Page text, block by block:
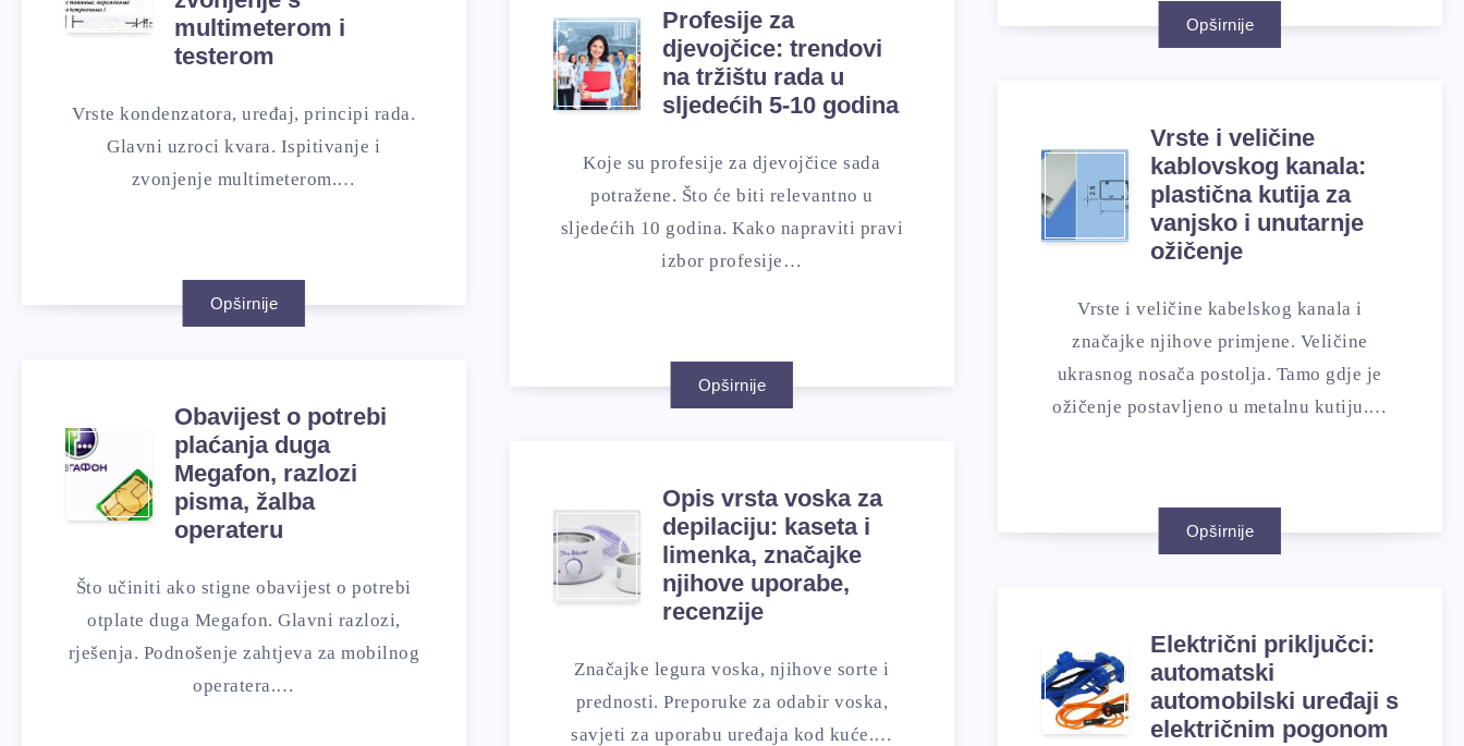
Opširnije
multimeterom i
testerom
Vrste kondenzatora, uređaj, principi rada.
Glavni uzroci kvara. Ispitivanje i
zvonjenje multimeterom.…
Opširnije
Profesije za
djevojčice: trendovi
na tržištu rada u
sljedećih 5-10 godina
Koje su profesije za djevojčice sada
potražene. Što će biti relevantno u
sljedećih 10 godina. Kako napraviti pravi
izbor profesije…
Opširnije
Vrste i veličine
kablovskog kanala:
plastična kutija za
vanjsko i unutarnje
ožičenje
Vrste i veličine kabelskog kanala i
značajke njihove primjene. Veličine
ukrasnog nosača postolja. Tamo gdje je
ožičenje postavljeno u metalnu kutiju.…
Opširnije
Obavijest o potrebi
plaćanja duga
Megafon, razlozi
pisma, žalba
operateru
Što učiniti ako stigne obavijest o potrebi
otplate duga Megafon. Glavni razlozi,
rješenja. Podnošenje zahtjeva za mobilnog
operatera.…
Opis vrsta voska za
depilaciju: kaseta i
limenka, značajke
njihove uporabe,
recenzije
Značajke legura voska, njihove sorte i
prednosti. Preporuke za odabir voska,
savjeti za uporabu uređaja kod kuće.…
Električni priključci:
automatski
automobilski uređaji s
električnim pogonom